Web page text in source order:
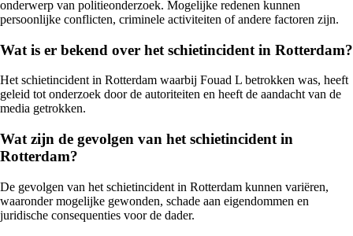
onderwerp van politieonderzoek. Mogelijke redenen kunnen
persoonlijke conflicten, criminele activiteiten of andere factoren zijn.
Wat is er bekend over het schietincident in Rotterdam?
Het schietincident in Rotterdam waarbij Fouad L betrokken was, heeft
geleid tot onderzoek door de autoriteiten en heeft de aandacht van de
media getrokken.
Wat zijn de gevolgen van het schietincident in
Rotterdam?
De gevolgen van het schietincident in Rotterdam kunnen variëren,
waaronder mogelijke gewonden, schade aan eigendommen en
juridische consequenties voor de dader.